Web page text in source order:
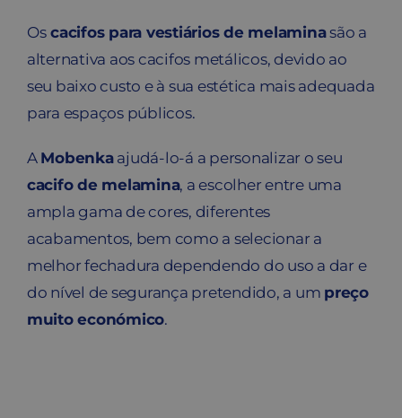
Oscacifos para vestiários de melaminasão a
alternativa aos cacifos metálicos, devido ao
seu baixo custo e à sua estética mais adequada
para espaços públicos.
A Mobenkaajudá-lo-á a personalizar o seu
cacifo de melamina, a escolher entre uma
ampla gama de cores, diferentes
acabamentos, bem como a selecionar a
melhor fechadura dependendo do uso a dar e
do nível de segurança pretendido, a um preço
muito económico.